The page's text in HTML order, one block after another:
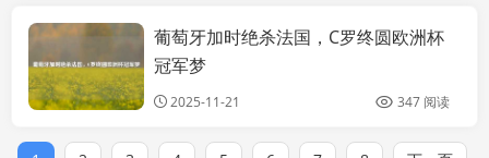
资讯
葡萄牙加时绝杀法国，C罗终圆欧洲杯
冠军梦
2025-11-21 347 阅读